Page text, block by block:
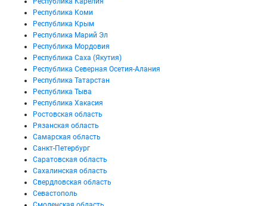
Республика Коми
Республика Крым
Республика Марий Эл
Республика Мордовия
Республика Саха (Якутия)
Республика Северная Осетия-Алания
Республика Татарстан
Республика Тыва
Республика Хакасия
Ростовская область
Рязанская область
Самарская область
Санкт-Петербург
Саратовская область
Сахалинская область
Свердловская область
Севастополь